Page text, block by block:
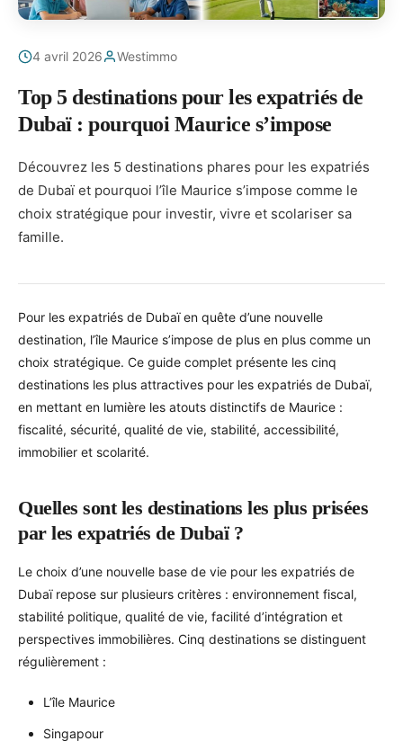
4 avril 2026 Westimmo
Top 5 destinations pour les expatriés de
Dubaï : pourquoi Maurice s’impose
Découvrez les 5 destinations phares pour les expatriés
de Dubaï et pourquoi l’île Maurice s’impose comme le
choix stratégique pour investir, vivre et scolariser sa
famille.
Pour les expatriés de Dubaï en quête d’une nouvelle
destination, l’île Maurice s’impose de plus en plus comme un
choix stratégique. Ce guide complet présente les cinq
destinations les plus attractives pour les expatriés de Dubaï,
en mettant en lumière les atouts distinctifs de Maurice :
fiscalité, sécurité, qualité de vie, stabilité, accessibilité,
immobilier et scolarité.
Quelles sont les destinations les plus prisées
par les expatriés de Dubaï ?
Le choix d’une nouvelle base de vie pour les expatriés de
Dubaï repose sur plusieurs critères : environnement fiscal,
stabilité politique, qualité de vie, facilité d’intégration et
perspectives immobilières. Cinq destinations se distinguent
régulièrement :
L’île Maurice
Singapour